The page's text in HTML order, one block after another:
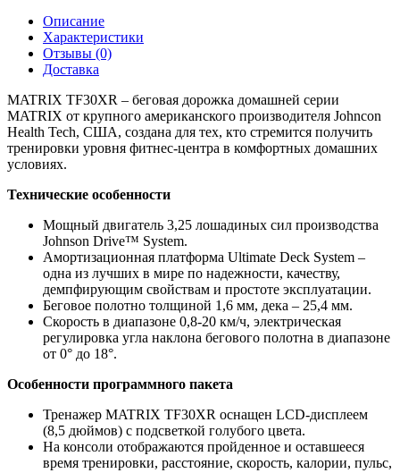
Описание
Характеристики
Отзывы (0)
Доставка
MATRIX TF30XR – беговая дорожка домашней серии
MATRIX от крупного американского производителя Johncon
Health Tech, США, создана для тех, кто стремится получить
тренировки уровня фитнес-центра в комфортных домашних
условиях.
Технические особенности
Мощный двигатель 3,25 лошадиных сил производства
Johnson Drive™ System.
Амортизационная платформа Ultimate Deck System –
одна из лучших в мире по надежности, качеству,
демпфирующим свойствам и простоте эксплуатации.
Беговое полотно толщиной 1,6 мм, дека – 25,4 мм.
Скорость в диапазоне 0,8-20 км/ч, электрическая
регулировка угла наклона бегового полотна в диапазоне
от 0° до 18°.
Особенности программного пакета
Тренажер MATRIX TF30XR оснащен LCD-дисплеем
(8,5 дюймов) с подсветкой голубого цвета.
На консоли отображаются пройденное и оставшееся
время тренировки, расстояние, скорость, калории, пульс,